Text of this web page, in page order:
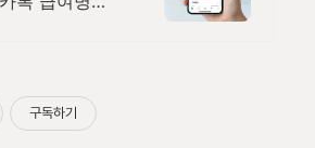
구독하기